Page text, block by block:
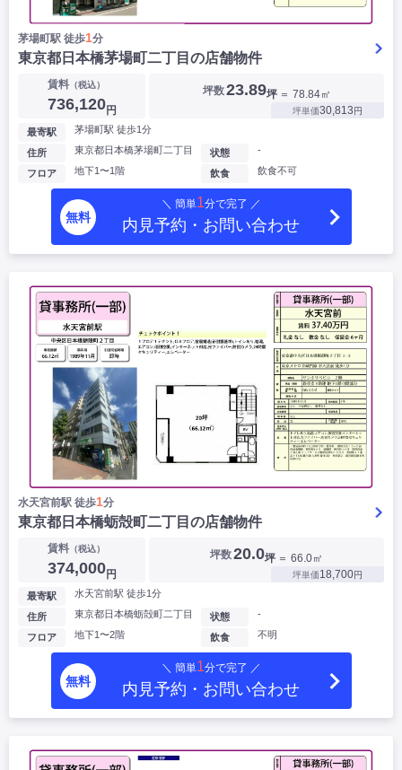
茅場町駅 徒歩1分
東京都日本橋茅場町二丁目の店舗物件
賃料（税込）
736,120円
坪数23.89坪 ＝ 78.84㎡
坪単価30,813円
最寄駅 茅場町駅 徒歩1分
住所 東京都日本橋茅場町二丁目
フロア 地下1〜1階
状態 -
飲食 飲食不可
無料
＼ 簡単1分で完了 ／
内見予約・お問い合わせ
水天宮前駅 徒歩1分
東京都日本橋蛎殻町二丁目の店舗物件
賃料（税込）
374,000円
坪数20.0坪 ＝ 66.0㎡
坪単価18,700円
最寄駅 水天宮前駅 徒歩1分
住所 東京都日本橋蛎殻町二丁目
フロア 地下1〜2階
状態 -
飲食 不明
無料
＼ 簡単1分で完了 ／
内見予約・お問い合わせ